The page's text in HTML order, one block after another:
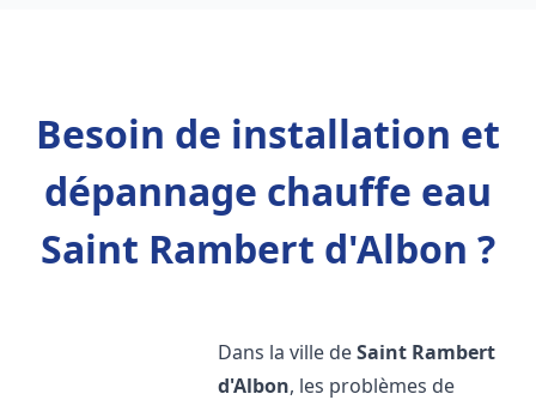
Besoin de installation et
dépannage chauffe eau
Saint Rambert d'Albon ?
Dans la ville deSaint Rambert
d'Albon, les problèmes de